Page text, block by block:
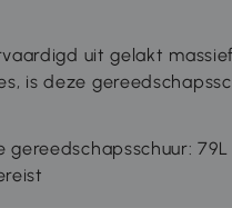
uit gelakt
is deze